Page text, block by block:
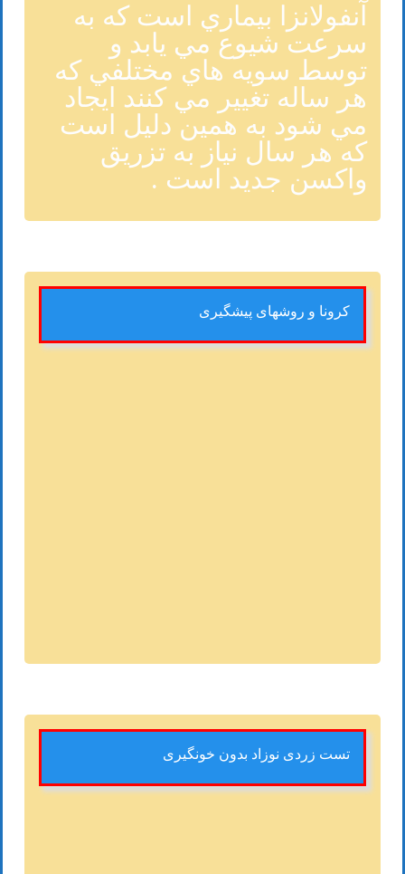
آنفولانزا بيماري است که به
سرعت شيوع مي يابد و
توسط سويه هاي مختلفي که
هر ساله تغيير مي کنند ايجاد
مي شود به همين دليل است
که هر سال نياز به تزريق
واکسن جديد است .
کرونا و روشهای پیشگیری
تست زردی نوزاد بدون خونگیری